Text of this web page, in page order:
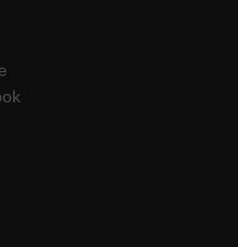
werden standardmäßig
bedarf der Zugriff auf diese